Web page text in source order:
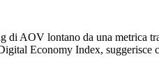
AOV lontano da una metrica
Economy Index,